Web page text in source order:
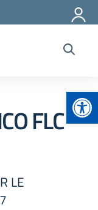
FLC
LE